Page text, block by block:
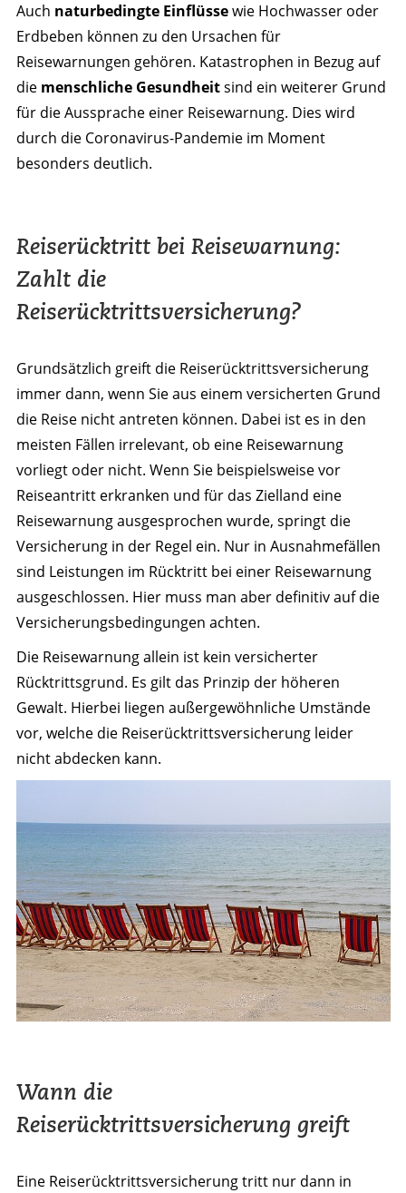
Auch naturbedingte Einflüssewie Hochwasser oder
Erdbeben können zu den Ursachen für
Reisewarnungen gehören. Katastrophen in Bezug auf
die menschliche Gesundheitsind ein weiterer Grund
für die Aussprache einer Reisewarnung. Dies wird
durch die Coronavirus-Pandemie im Moment
besonders deutlich.
Reiserücktritt bei Reisewarnung:
Zahlt die
Reiserücktrittsversicherung?
Grundsätzlich greift die Reiserücktrittsversicherung
immer dann, wenn Sie aus einem versicherten Grund
die Reise nicht antreten können. Dabei ist es in den
meisten Fällen irrelevant, ob eine Reisewarnung
vorliegt oder nicht. Wenn Sie beispielsweise vor
Reiseantritt erkranken und für das Zielland eine
Reisewarnung ausgesprochen wurde, springt die
Versicherung in der Regel ein. Nur in Ausnahmefällen
sind Leistungen im Rücktritt bei einer Reisewarnung
ausgeschlossen. Hier muss man aber definitiv auf die
Versicherungsbedingungen achten.
Die Reisewarnung allein ist kein versicherter
Rücktrittsgrund. Es gilt das Prinzip der höheren
Gewalt. Hierbei liegen außergewöhnliche Umstände
vor, welche die Reiserücktrittsversicherung leider
nicht abdecken kann.
Wann die
Reiserücktrittsversicherung greift
Eine Reiserücktrittsversicherung tritt nur dann in